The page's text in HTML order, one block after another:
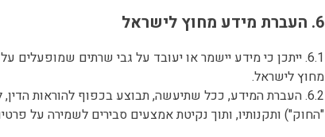
6. העברת מידע מחוץ לישראל
6.1. ייתכן כי מידע יישמר או יעובד על גבי שרתים שמופעלים
מחוץ לישראל.
"החוק") ותקנותיו, ותוך נקיטת אמצעים סבירים לשמירה על